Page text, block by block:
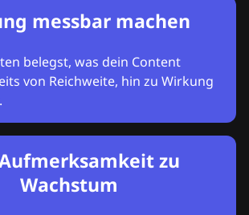
messbar machen
belegst, was dein Content
von Reichweite, hin zu Wirkung
zu
Wachstum